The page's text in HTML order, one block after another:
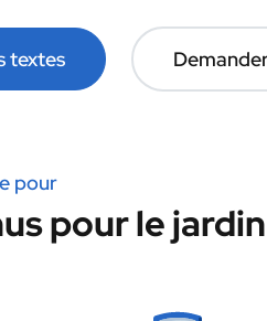
textes
pour
pour le